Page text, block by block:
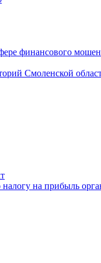
финансового
Смоленской
на прибыль